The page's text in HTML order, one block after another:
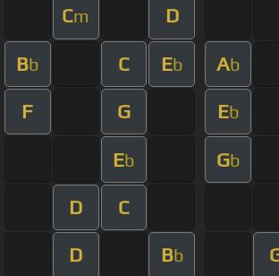
Cm D
Bb C Eb Ab
F G Eb
Eb Gb
D C
D Bb